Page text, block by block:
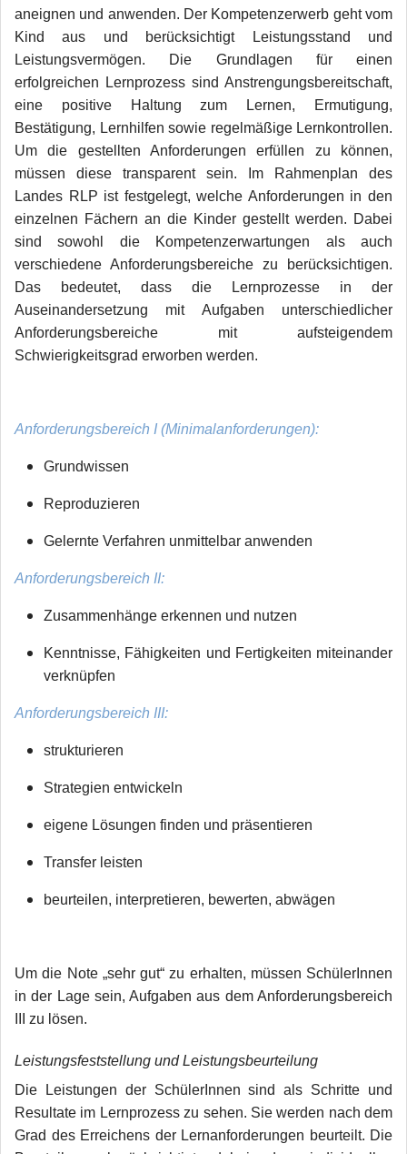
aneignen und anwenden. Der Kompetenzerwerb geht vom
Kind aus und berücksichtigt Leistungsstand und
Leistungsvermögen. Die Grundlagen für einen
erfolgreichen Lernprozess sind Anstrengungsbereitschaft,
eine positive Haltung zum Lernen, Ermutigung,
Bestätigung, Lernhilfen sowie regelmäßige Lernkontrollen.
Um die gestellten Anforderungen erfüllen zu können,
müssen diese transparent sein. Im Rahmenplan des
Landes RLP ist festgelegt, welche Anforderungen in den
einzelnen Fächern an die Kinder gestellt werden. Dabei
sind sowohl die Kompetenzerwartungen als auch
verschiedene Anforderungsbereiche zu berücksichtigen.
Das bedeutet, dass die Lernprozesse in der
Auseinandersetzung mit Aufgaben unterschiedlicher
Anforderungsbereiche mit aufsteigendem
Schwierigkeitsgrad erworben werden.
Anforderungsbereich I (Minimalanforderungen):
Grundwissen
Reproduzieren
Gelernte Verfahren unmittelbar anwenden
Anforderungsbereich II:
Zusammenhänge erkennen und nutzen
Kenntnisse, Fähigkeiten und Fertigkeiten miteinander
verknüpfen
Anforderungsbereich III:
strukturieren
Strategien entwickeln
eigene Lösungen finden und präsentieren
Transfer leisten
beurteilen, interpretieren, bewerten, abwägen
Um die Note „sehr gut“ zu erhalten, müssen SchülerInnen
in der Lage sein, Aufgaben aus dem Anforderungsbereich
III zu lösen.
Leistungsfeststellung und Leistungsbeurteilung
Die Leistungen der SchülerInnen sind als Schritte und
Resultate im Lernprozess zu sehen. Sie werden nach dem
Grad des Erreichens der Lernanforderungen beurteilt. Die